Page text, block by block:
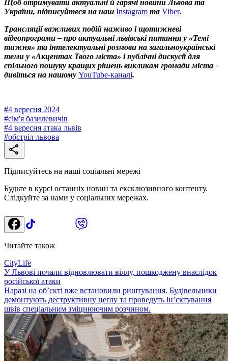
Щоб отримувати актуальні й гарячі новини Львова та
України, підписуйтеся на наш Instagram та Viber.
Трансляції важливих подій наживо і щотижневі
відеопрограми – про актуальні львівські питання у «Темі
тижня» та інтелектуальні розмови на загальноукраїнські
теми у «Акцентах Твого міста» і публічні дискусії для
спільного пошуку кращих рішень викликам громади міста –
дивіться на нашому YouTube-каналі.
#4 вересня 2024
#сім'я базилевичів
#4 вересня атака львів
#обстріл львова
Підписуйтесь на наші соціальні мережі
Будьте в курсі останніх новин та ексклюзивного контенту.
Слідкуйте за нами у соціальних мережах.
Читайте також
CityLife
У Львові почали відновлювати віллу, пошкоджену внаслідок
російської атаки
Наразі на об’єкті вже встановили риштування. Будівельники
демонтують деструктивну цеглу та проведуть ін’єктування
швів спеціальним зміцнюючим розчином.